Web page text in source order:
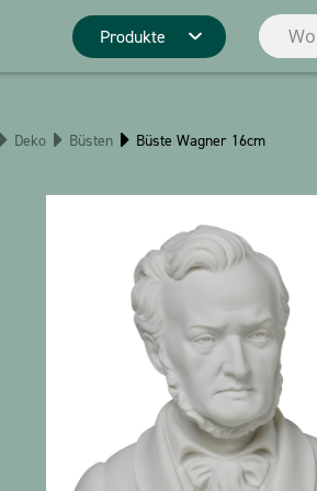
Produkte
Produktgruppen
Deko
Küche
Pins
Schreibwaren
Weihnachten
Stringlies
Deko Büsten Büste Wagner 16cm